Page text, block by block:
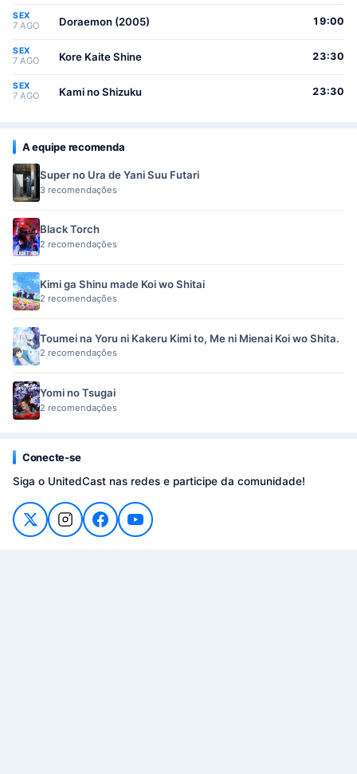
SEX
7 AGO Doraemon (2005) 19:00
SEX
7 AGO Kore Kaite Shine 23:30
SEX
7 AGO Kami no Shizuku 23:30
A equipe recomenda
Super no Ura de Yani Suu Futari
3 recomendações
Black Torch
2 recomendações
Kimi ga Shinu made Koi wo Shitai
2 recomendações
Toumei na Yoru ni Kakeru Kimi to, Me ni Mienai Koi wo Shita.
2 recomendações
Yomi no Tsugai
2 recomendações
Conecte-se
Siga o UnitedCast nas redes e participe da comunidade!